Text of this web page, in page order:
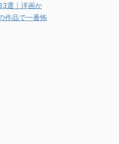
選｜洋画か
作品で一番怖